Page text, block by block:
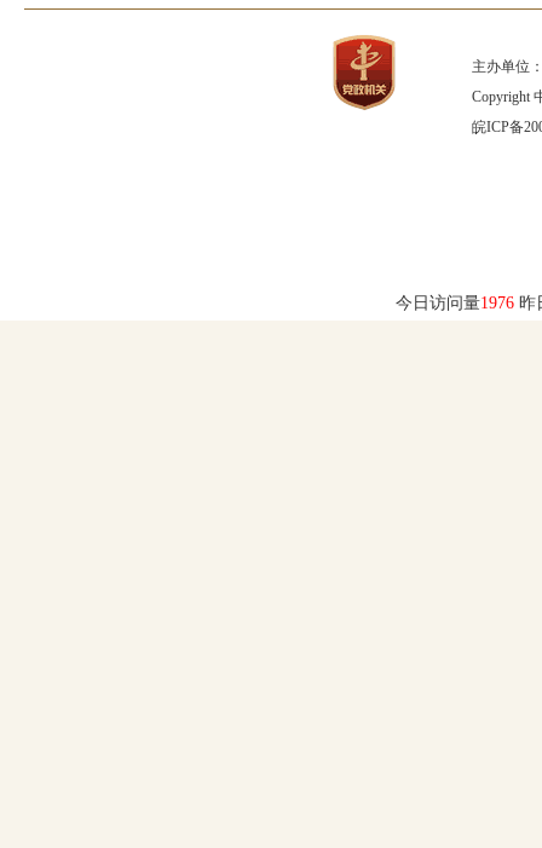
主办单位
Copyright
皖ICP备
今日访问量1976 昨